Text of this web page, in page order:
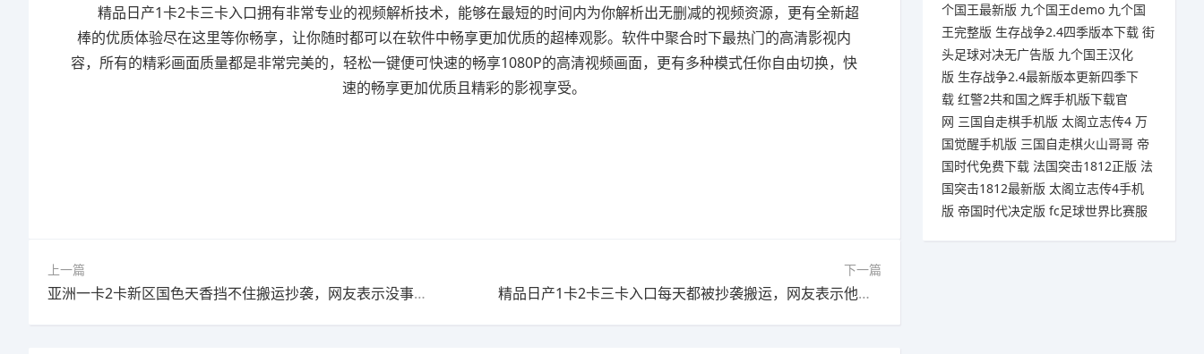
精品日产1卡2卡三卡入口拥有非常专业的视频解析技术，能够在最短的时间内为你解析出无删减的视频资源，更有全新超
棒的优质体验尽在这里等你畅享，让你随时都可以在软件中畅享更加优质的超棒观影。软件中聚合时下最热门的高清影视内
容，所有的精彩画面质量都是非常完美的，轻松一键便可快速的畅享1080P的高清视频画面，更有多种模式任你自由切换，快
速的畅享更加优质且精彩的影视享受。
上一篇
亚洲一卡2卡新区国色天香挡不住搬运抄袭，网友表示没事很快吃席了
下一篇
精品日产1卡2卡三卡入口每天都被抄袭搬运，网友表示他家运营没有脑子
个国王最新版 九个国王demo 九个国
王完整版 生存战争2.4四季版本下载 街
头足球对决无广告版 九个国王汉化
版 生存战争2.4最新版本更新四季下
载 红警2共和国之辉手机版下载官
网 三国自走棋手机版 太阁立志传4 万
国觉醒手机版 三国自走棋火山哥哥 帝
国时代免费下载 法国突击1812正版 法
国突击1812最新版 太阁立志传4手机
版 帝国时代决定版 fc足球世界比赛服